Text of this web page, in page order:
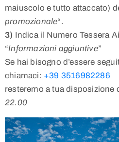
maiuscolo e tutto attaccato)
promozionale“.
3) Indica il Numero Tessera
“Informazioni aggiuntive”
Se hai bisogno d’essere
chiamaci: +39 3516982286
resteremo a tua disposizione
22.00